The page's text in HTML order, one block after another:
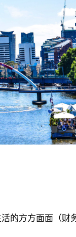
的方方面面（财